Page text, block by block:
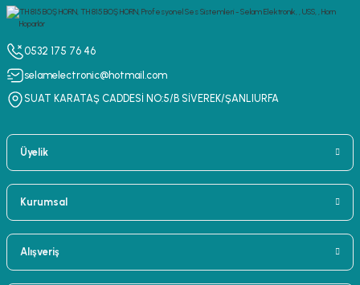
0532 175 76 46
selamelectronic@hotmail.com
SUAT KARATAŞ CADDESİ NO:5/B SİVEREK/ŞANLIURFA
Üyelik
Kurumsal
Alışveriş